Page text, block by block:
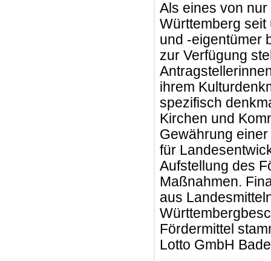
Als eines von
Württemberg
und -eigentümer
zur Verfügung
ihrem
spezifisch
Kirchen und
Gewährung
für
Aufstellung des
Maßnahmen.
aus
Fördermittel
Lotto GmbH